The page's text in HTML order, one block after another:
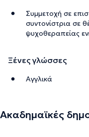
Συμμετοχή σε
συντονίστρια σε
ψυχοθεραπείας
Ξένες γλώσσες
Αγγλικά
Ακαδημαϊκές